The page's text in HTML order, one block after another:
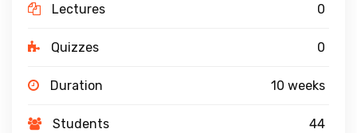
Lectures 0
Quizzes 0
Duration 10 weeks
Students 44